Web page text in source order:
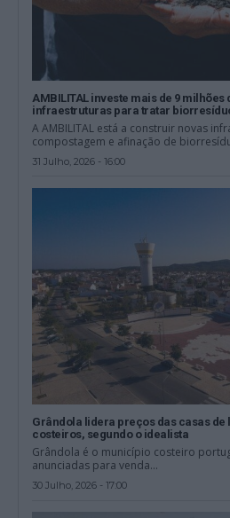
AMBILITAL investe mais de 9 milhões
infraestruturas para tratar
A AMBILITAL está a construir novas
compostagem e afinação de
31 Julho, 2026 - 16:00
Grândola lidera preços das casas de
costeiros, segundo o idealista
Grândola é o município costeiro
anunciadas para venda...
30 Julho, 2026 - 17:00